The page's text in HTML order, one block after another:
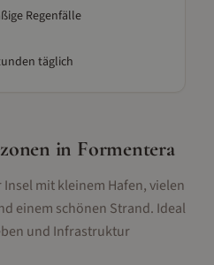
Regenfälle
täglich
in Formentera
mit kleinem Hafen, vielen
einem schönen Strand. Ideal
und Infrastruktur